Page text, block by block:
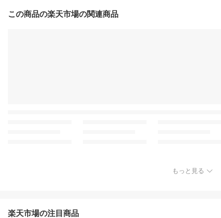
この商品の楽天市場の関連商品
もっと見る
楽天市場の注目商品